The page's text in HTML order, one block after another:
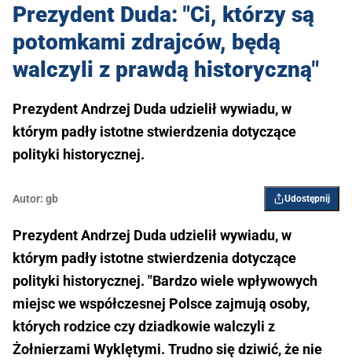
Prezydent Duda: "Ci, którzy są
potomkami zdrajców, będą
walczyli z prawdą historyczną"
Prezydent Andrzej Duda udzielił wywiadu, w
którym padły istotne stwierdzenia dotyczące
polityki historycznej.
Autor: gb Udostępnij
Prezydent Andrzej Duda udzielił wywiadu, w
którym padły istotne stwierdzenia dotyczące
polityki historycznej. "Bardzo wiele wpływowych
miejsc we współczesnej Polsce zajmują osoby,
których rodzice czy dziadkowie walczyli z
Żołnierzami Wyklętymi. Trudno się dziwić, że nie